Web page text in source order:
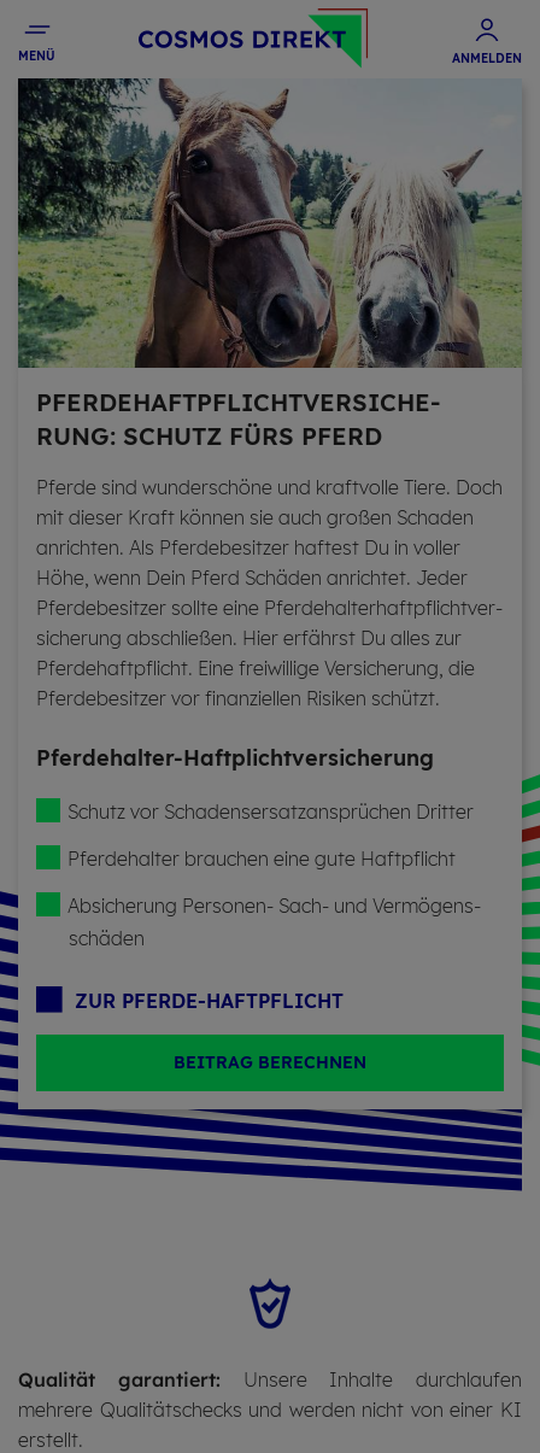
MENÜ ANMELDEN
PFER­DE­HAFT­PFLICHT­VER­SI­CHE­
RUNG: SCHUTZ FÜRS PFERD
Pfer­de sind wun­der­schö­ne und kraft­volle Tiere. Doch
mit die­ser Kraft kön­nen sie auch gro­ßen Scha­den
an­richten. Als Pferde­besitzer haf­test Du in vol­ler
Höhe, wenn Dein Pferd Schä­den an­richtet. Jeder
Pferde­besitzer soll­te eine Pfer­de­hal­ter­haft­pflicht­ver­
si­che­rung ab­schlie­ßen. Hier er­fährst Du alles zur
Pferde­haft­pflicht. Eine frei­willige Ver­siche­rung, die
Pferde­besitzer vor finan­ziellen Ri­si­ken schützt.
Pfer­de­hal­ter-Haft­plicht­ver­si­che­rung
Schutz vor Scha­dens­er­satz­an­sprü­chen Drit­ter
Pfer­de­hal­ter brau­chen eine gute Haft­pflicht­
Ab­si­che­rung Per­so­nen- Sach- und Vermögens­
schäden
ZUR PFER­DE-HAFT­PFLICHT
BEITRAG BERECHNEN
Qualität garantiert: Unsere Inhalte durchlaufen
mehrere Qualitätschecks und werden nicht von einer KI
erstellt.